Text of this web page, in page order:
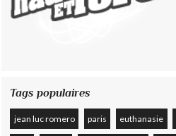
Tags populaires
jean luc romero paris euthanasie